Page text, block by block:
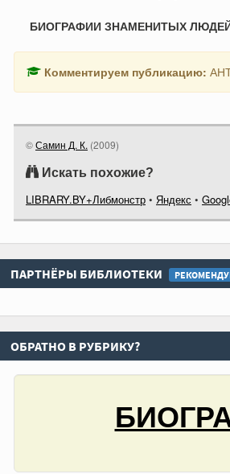
БИОГРАФИИ ЗНАМЕНИТЫХ
Комментируем публикацию:
©Самин Д. К. (2009)
Искать похожие?
LIBRARY.BY+Либмонстр • Яндекс •
ПАРТНЁРЫ БИБЛИОТЕКИ
ОБРАТНО В РУБРИКУ?